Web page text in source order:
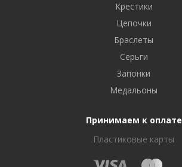
Крестики
Цепочки
Браслеты
Серьги
Запонки
Медальоны
Принимаем к оплате
Пластиковые карты